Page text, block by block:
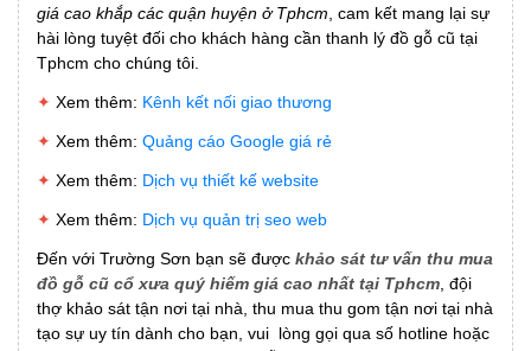
giá cao khắp các quận huyện ở Tphcm , cam kết mang lại sự
hài lòng tuyệt đối cho khách hàng cần thanh lý đồ gỗ cũ tại
Tphcm cho chúng tôi.
✦ Xem thêm: Kênh kết nối giao thương
✦ Xem thêm: Quảng cáo Google giá rẻ
✦ Xem thêm: Dịch vụ thiết kế website
✦ Xem thêm: Dịch vụ quản trị seo web
Đến với Trường Sơn bạn sẽ được khảo sát tư vấn thu mua
đồ gỗ cũ cổ xưa quý hiếm giá cao nhất tại Tphcm , đội
thợ khảo sát tận nơi tại nhà, thu mua thu gom tận nơi tại nhà
tạo sự uy tín dành cho bạn, vui lòng gọi qua số hotline hoặc